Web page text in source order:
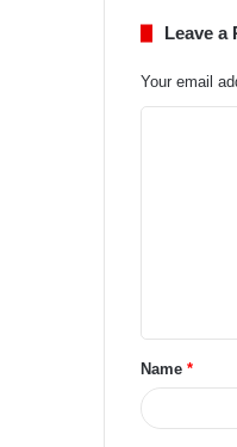
Leave a
Your email
Name *